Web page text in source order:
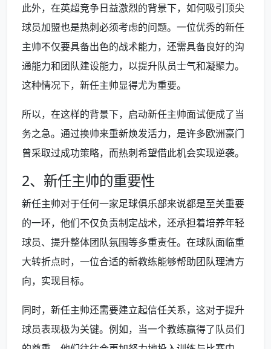
此外，在英超竞争日益激烈的背景下，如何吸引顶尖
球员加盟也是热刺必须考虑的问题。一位优秀的新任
主帅不仅要具备出色的战术能力，还需具备良好的沟
通能力和团队建设能力，以提升队员士气和凝聚力。
这种情况下，新任主帅显得尤为重要。
所以，在这样的背景下，启动新任主帅面试便成了当
务之急。通过换帅来重新焕发活力，是许多欧洲豪门
曾采取过成功策略，而热刺希望借此机会实现逆袭。
2、新任主帅的重要性
新任主帅对于任何一家足球俱乐部来说都是至关重要
的一环，他们不仅负责制定战术，还承担着培养年轻
球员、提升整体团队氛围等多重责任。在球队面临重
大转折点时，一位合适的新教练能够帮助团队理清方
向，实现目标。
同时，新任主帅还需要建立起信任关系，这对于提升
球员表现极为关键。例如，当一个教练赢得了队员们